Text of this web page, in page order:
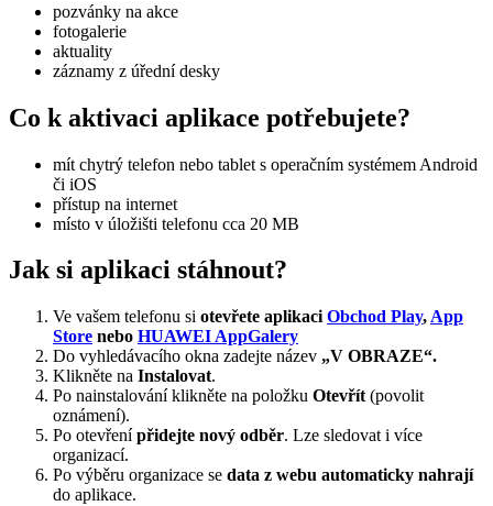
pozvánky na akce
fotogalerie
aktuality
záznamy z úřední desky
Co k aktivaci aplikace potřebujete?
mít chytrý telefon nebo tablet s operačním systémem Android
či iOS
přístup na internet
místo v úložišti telefonu cca 20 MB
Jak si aplikaci stáhnout?
Ve vašem telefonu si otevřete aplikaci Obchod Play, App
Store nebo HUAWEI AppGalery
Do vyhledávacího okna zadejte název „V OBRAZE“.
Klikněte na Instalovat.
Po nainstalování klikněte na položku Otevřít (povolit
oznámení).
Po otevřenípřidejte nový odběr. Lze sledovat i více
organizací.
Po výběru organizace se data z webu automaticky nahrají
do aplikace.